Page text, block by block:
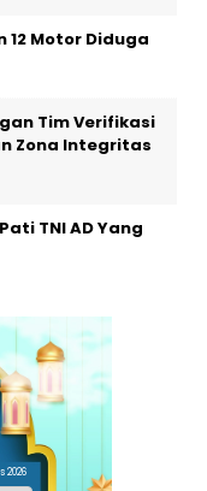
12 Motor Diduga
Tim Verifikasi
Zona Integritas
TNI AD Yang
2026